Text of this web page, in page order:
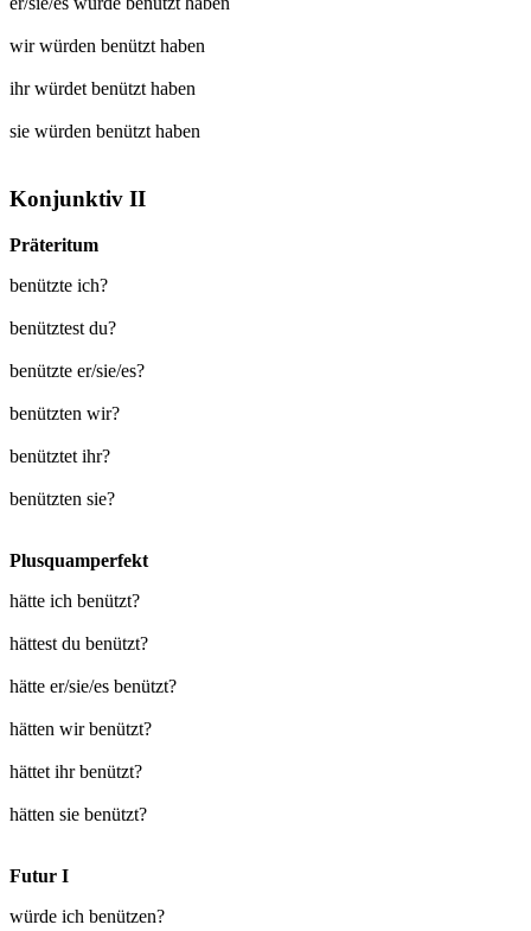
wir würden benützthaben
ihr würdetbenützthaben
sie würden benützthaben
Konjunktiv II
Präteritum
benützte ich?
benütztest du?
benützte er/sie/es?
benützten wir?
benütztet ihr?
benützten sie?
Plusquamperfekt
hätte ich benützt?
hättest du benützt?
hätte er/sie/es benützt?
hätten wir benützt?
hättet ihr benützt?
hätten sie benützt?
Futur I
würde ich benützen?